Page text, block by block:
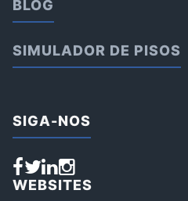
BLOG
SIMULADOR DE PISOS
SIGA-NOS
WEBSITES